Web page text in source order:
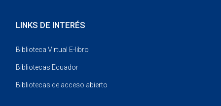
LINKS DE INTERÉS
Biblioteca Virtual E-libro
Bibliotecas Ecuador
Bibliotecas de acceso abierto